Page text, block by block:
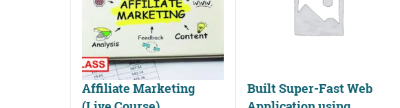
Affiliate Marketing
Built Super-Fast Web